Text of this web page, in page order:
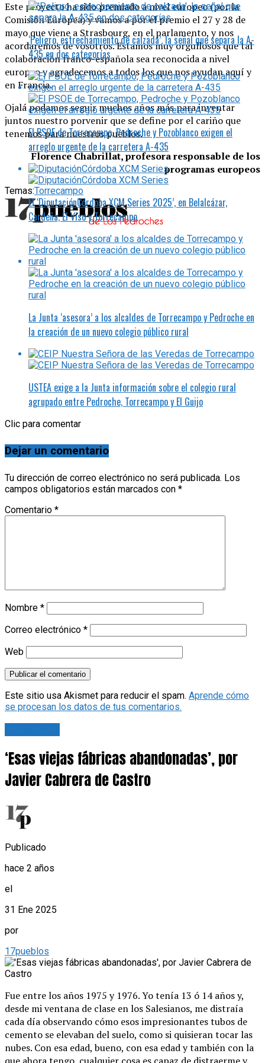
Este proyecto ha sido premiado a nivel europeo (por la
Comisión Europea) y vamos a por el premio el 27 y 28 de
mayo que viene a Strasbourg, en el parlamento, y nos
acordaremos de vosotros. Estamos muy orgullosos que tal
colaboración franco-española sea reconocida a nivel
europeo y agradecemos a todos los que nos ayudan aquí y
en Francia.
Ojalá podamos seguir muchos años más para inventar
juntos nuestro porvenir que se define por el cariño que
tenemos para nuestros pueblos.
Florence Chabrillat, profesora responsable de los
programas europeos
Temas:Torrecampo
‘Peligro, estrechamiento de calzada’, la señal que separa la A-
435 en dos categorías
El PSOE de Torrecampo, Pedroche y Pozoblanco exigen el
arreglo urgente de la carretera A-435
El ‘DiputaciónCórdoba XCM Series 2025’, en Belalcázar,
Cardeña, El Viso y Torrecampo
La Junta ‘asesora’ a los alcaldes de Torrecampo y Pedroche en
la creación de un nuevo colegio público rural
USTEA exige a la Junta información sobre el colegio rural
agrupado entre Pedroche, Torrecampo y El Guijo
Clic para comentar
Dejar un comentario
Tu dirección de correo electrónico no será publicada. Los
campos obligatorios están marcados con *
Comentario *
Nombre *
Correo electrónico *
Web
Este sitio usa Akismet para reducir el spam. Aprende cómo
se procesan los datos de tus comentarios.
‘Esas viejas fábricas abandonadas’, por
Javier Cabrera de Castro
Publicado
hace 2 años
el
31 Ene 2025
por
17pueblos
Fue entre los años 1975 y 1976. Yo tenía 13 ó 14 años y,
desde mi ventana de clase en los Salesianos, me distraía
cada día observando cómo esos impresionantes tubos de
cemento se elevaban del suelo, como si quisieran tocar las
nubes. Con esa edad, bueno, con esa edad y también con la